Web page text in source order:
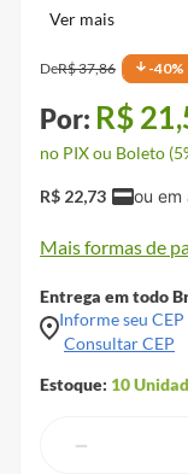
DeR$37,86 -40%
R$21,
no PIX ou Boleto
R$ 22,73
Mais formas de
Entrega em todo
Informe seu
Consultar CEP
Estoque: 10
－